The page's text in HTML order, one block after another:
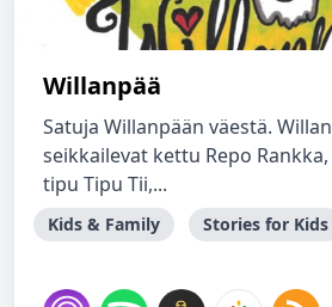
Willanpää
Satuja Willanpään väestä.
seikkailevat kettu Repo Rankka,
tipu Tipu Tii,...
Kids & Family Stories for Kids